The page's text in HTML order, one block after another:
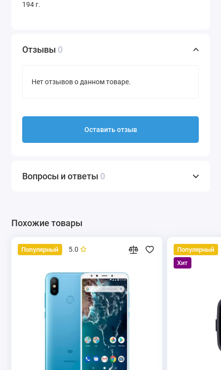
194 г.
Отзывы 0
Нет отзывов о данном товаре.
Оставить отзыв
Вопросы и ответы 0
Похожие товары
Популярный 5.0
Популярный
Хит